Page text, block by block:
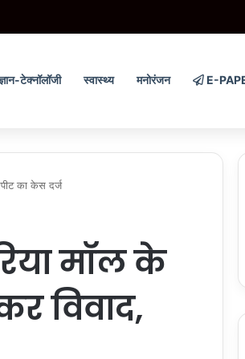
5 साल की सजा और 15 हजार रुपये का जुर्माना
टेक्नॉलॉजी स्वास्थ्य मनोरंजन E-
का केस दर्ज
मॉल के
विवाद,